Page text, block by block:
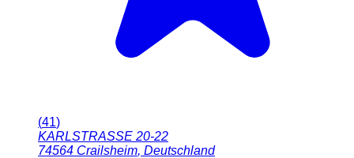
(41)
KARLSTRASSE 20-22
74564 Crailsheim, Deutschland